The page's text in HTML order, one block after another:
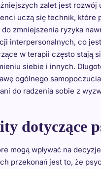
zalet jest
uczą się technik, które
zmniejszenia ryzyka
interpersonalnych, co
w terapii często stają
siebie i innych.
ogólnego
do radzenia sobie z
dotyczące
mogą wpływać na
przekonań jest to, że